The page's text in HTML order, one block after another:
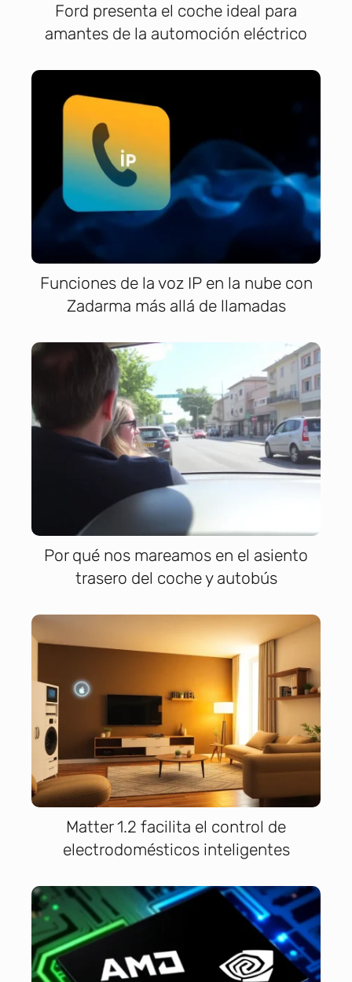
Ford presenta el coche ideal para
amantes de la automoción eléctrico
Funciones de la voz IP en la nube con
Zadarma más allá de llamadas
Por qué nos mareamos en el asiento
trasero del coche y autobús
Matter 1.2 facilita el control de
electrodomésticos inteligentes